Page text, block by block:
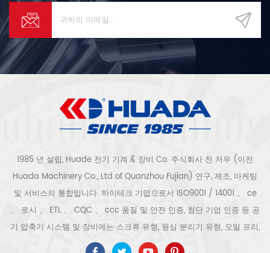
1985 년 설립, Huade 전기 기계 & 장비 Co. 주식회사 천 저우 (이전
Huada Machinery Co., Ltd of Quanzhou Fujian) 연구, 제조, 마케팅
및 서비스의 통합입니다. 하이테크 기업으로서 ISO9001 / 14001 、 ce
、 로시 、 ETL 、 CQC 、 ccc 품질 및 안전 인증, 첨단 기업 인증 등 공
기 압축기 시스템 및 장비에는 스크류 유형, 원심 분리기 유형, 오일 프리,
스크롤 유형, 피스톤 유형, 건조기, 필터, 배수기, 완전한 공기 압축기 생산